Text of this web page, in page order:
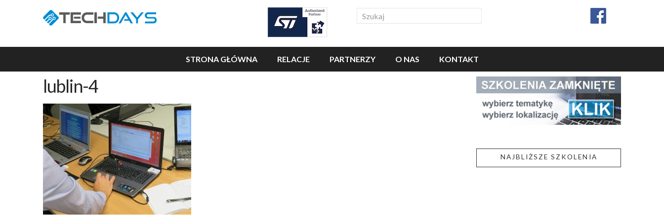
Search
STRONA GŁÓWNA RELACJE PARTNERZY O NAS KONTAKT
lublin-4
NAJBLIŻSZE SZKOLENIA